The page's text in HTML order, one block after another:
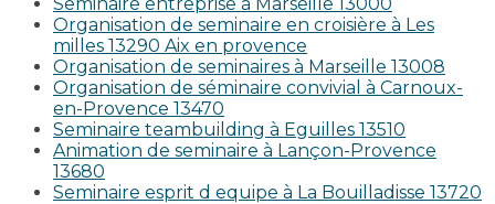
Organisation de seminaire en croisière à Les
milles 13290 Aix en provence​
Organisation de seminaires à Marseille 13008
Organisation de séminaire convivial à Carnoux-
en-Provence 13470
Seminaire teambuilding à Eguilles 13510
Animation de seminaire à Lançon-Provence
13680
Seminaire esprit d equipe à La Bouilladisse 13720